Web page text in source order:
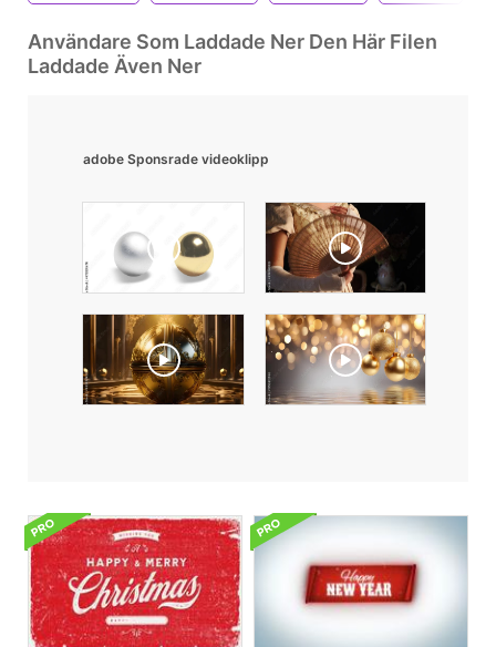
Användare Som Laddade Ner Den Här Filen
Laddade Även Ner
adobe Sponsrade videoklipp